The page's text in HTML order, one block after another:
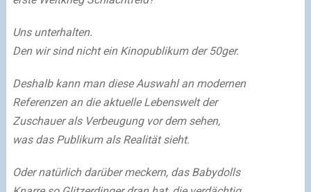
Uns unterhalten.
Den wir sind nicht ein Kinopublikum der 50ger.
Deshalb kann man diese Auswahl an modernen
Referenzen an die aktuelle Lebenswelt der
Zuschauer als Verbeugung vor dem sehen,
was das Publikum als Realität sieht.
Oder natürlich darüber meckern, das Babydolls